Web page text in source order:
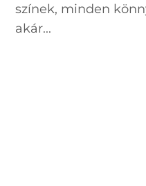
színek, minden
akár...